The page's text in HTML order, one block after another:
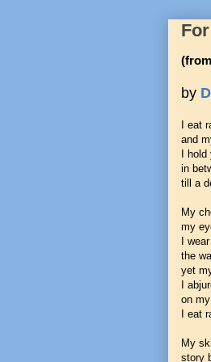
by
I eat
and
I
in
till a
My
my
I
the
yet
I
on
I eat
My
story